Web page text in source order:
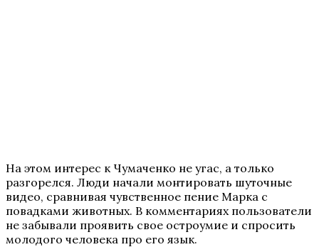
На этом интерес к Чумаченко не угас, а только
разгорелся. Люди начали монтировать шуточные
видео, сравнивая чувственное пение Марка с
повадками животных. В комментариях пользователи
не забывали проявить свое остроумие и спросить
молодого человека про его язык.